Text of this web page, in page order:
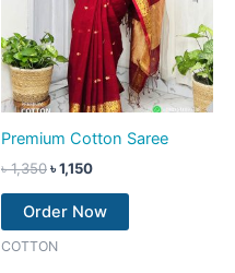
Premium Cotton Saree
৳1,350৳1,150
Order Now
COTTON